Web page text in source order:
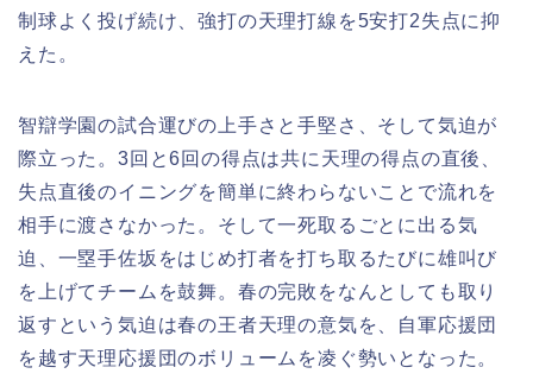
制球よく投げ続け、強打の天理打線を5安打2失点に抑
えた。
智辯学園の試合運びの上手さと手堅さ、そして気迫が
際立った。3回と6回の得点は共に天理の得点の直後、
失点直後のイニングを簡単に終わらないことで流れを
相手に渡さなかった。そして一死取るごとに出る気
迫、一塁手佐坂をはじめ打者を打ち取るたびに雄叫び
を上げてチームを鼓舞。春の完敗をなんとしても取り
返すという気迫は春の王者天理の意気を、自軍応援団
を越す天理応援団のボリュームを凌ぐ勢いとなった。